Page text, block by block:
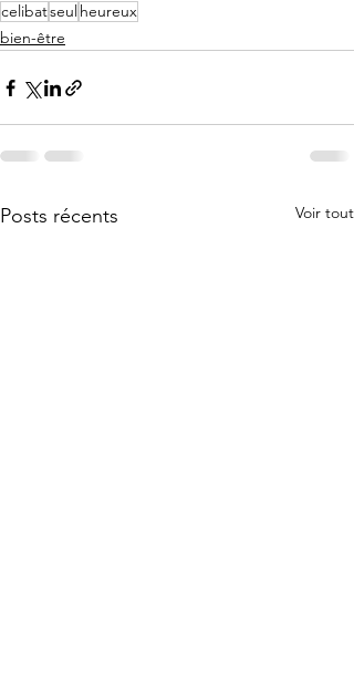
celibatseulheureux
bien-être
Posts récents Voir tout